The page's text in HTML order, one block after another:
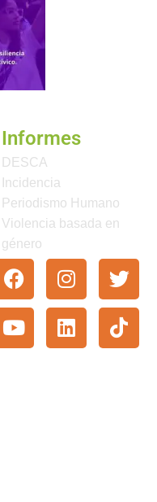
Informes
DESCA
Incidencia
Periodismo Humano
Violencia basada en
género